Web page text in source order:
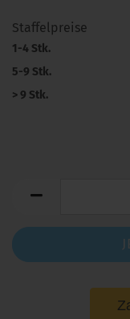
Staffelpreise
1-4 Stk.
5-9 Stk.
> 9 Stk.